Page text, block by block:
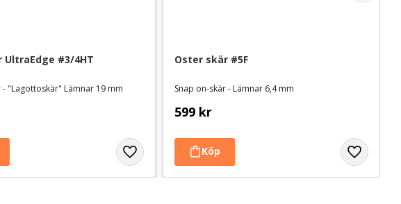
UltraEdge #3/4HT
- "Lagottoskär" Lämnar 19 mm
Oster skär #5F
Snap on-skär - Lämnar 6,4 mm
599 kr